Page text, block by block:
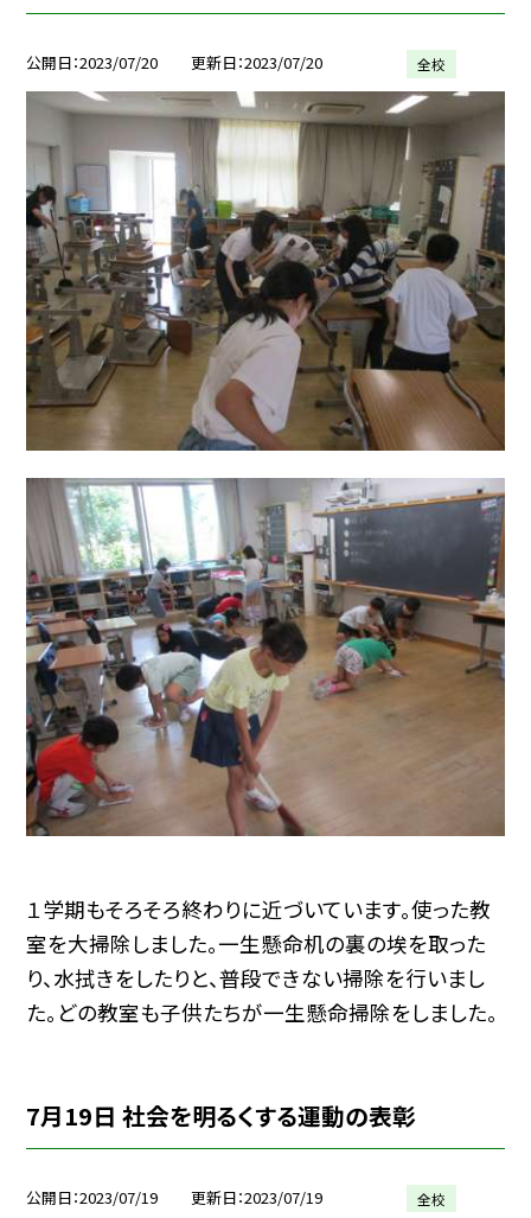
公開日 2023/07/20 更新日 2023/07/20 全校
１学期もそろそろ終わりに近づいています。使った教
室を大掃除しました。一生懸命机の裏の埃を取った
り、水拭きをしたりと、普段できない掃除を行いまし
た。どの教室も子供たちが一生懸命掃除をしました。
7月19日 社会を明るくする運動の表彰
公開日 2023/07/19 更新日 2023/07/19 全校